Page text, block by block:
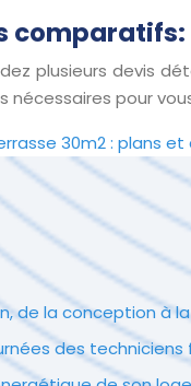
plusieurs devis
pour
30m2 : plans et
de la conception à
des techniciens